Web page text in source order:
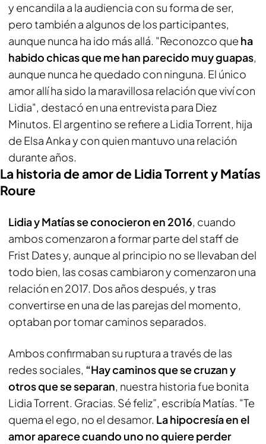
y encandila a la audiencia con su forma de ser,
pero también a algunos de los participantes,
aunque nunca ha ido más allá. "Reconozco que ha
habido chicas que me han parecido muy guapas,
aunque nunca he quedado con ninguna. El único
amor allí ha sido la maravillosa relación que viví con
Lidia", destacó en una entrevista para Diez
Minutos. El argentino se refiere a Lidia Torrent, hija
de Elsa Anka y con quien mantuvo una relación
durante años.
La historia de amor de Lidia Torrent y Matías
Roure
Lidia y Matías se conocieron en 2016, cuando
ambos comenzaron a formar parte del staff de
Frist Datesy, aunque al principio no se llevaban del
todo bien, las cosas cambiaron y comenzaron una
relación en 2017. Dos años después, y tras
convertirse en una de las parejas del momento,
optaban por tomar caminos separados.
Ambos confirmaban su ruptura a través de las
redes sociales, “Hay caminos que se cruzan y
otros que se separan, nuestra historia fue bonita
Lidia Torrent. Gracias. Sé feliz”, escribía Matías. "Te
quema el ego, no el desamor. La hipocresía en el
amor aparece cuando uno no quiere perder